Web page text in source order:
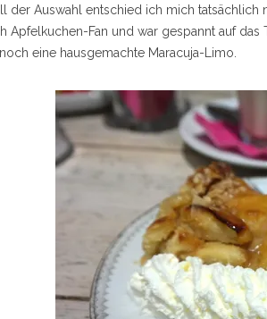
der Auswahl entschied ich mich
Apfelkuchen-Fan und war gespannt auf das
eine hausgemachte Maracuja-Limo.